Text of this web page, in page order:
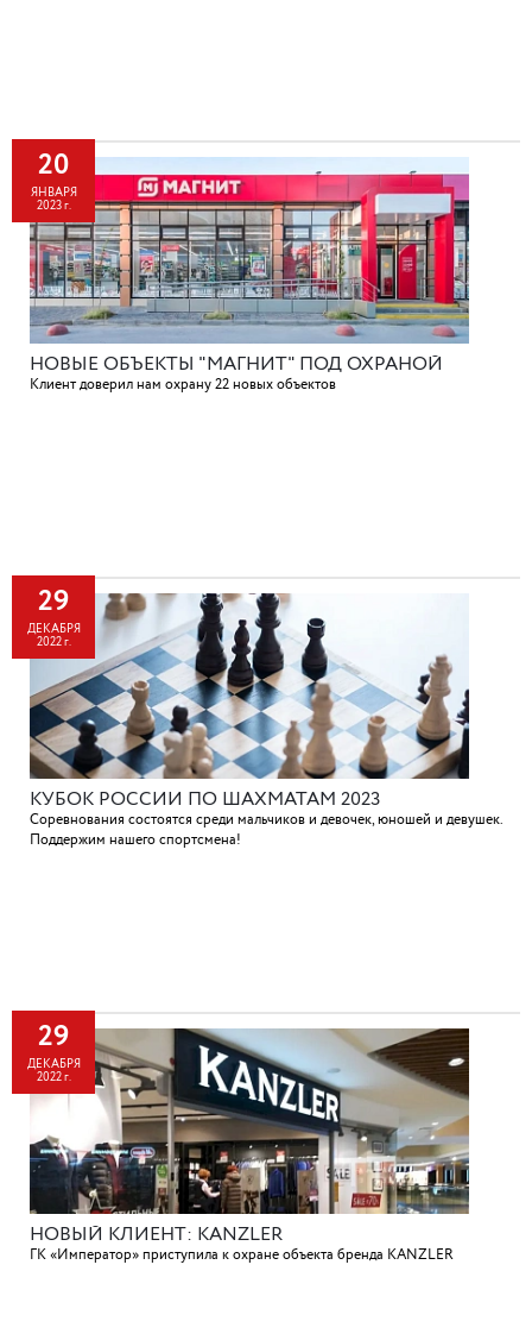
20
ЯНВАРЯ
2023 г.
НОВЫЕ ОБЪЕКТЫ "МАГНИТ" ПОД ОХРАНОЙ
Клиент доверил нам охрану 22 новых объектов
29
ДЕКАБРЯ
2022 г.
КУБОК РОССИИ ПО ШАХМАТАМ 2023
Соревнования состоятся среди мальчиков и девочек, юношей и девушек.
Поддержим нашего спортсмена!
29
ДЕКАБРЯ
2022 г.
НОВЫЙ КЛИЕНТ: KANZLER
ГК «Император» приступила к охране объекта бренда KANZLER